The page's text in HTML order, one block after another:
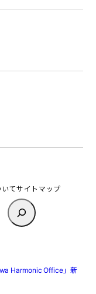
いてサイトマップ
Harmonic Office」新